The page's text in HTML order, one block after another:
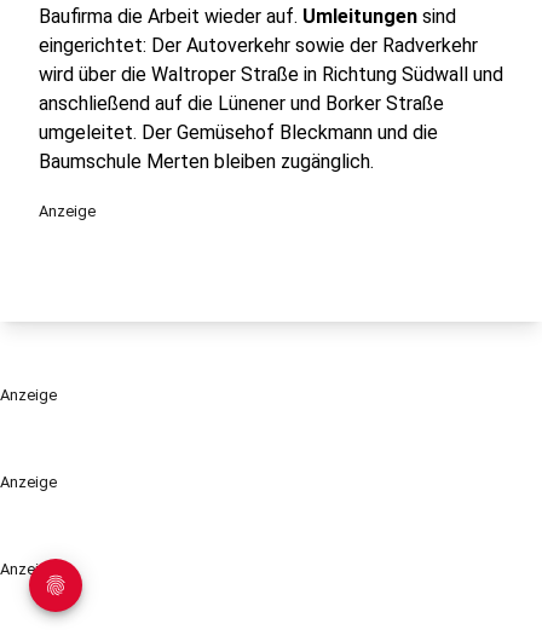
Anzeige
Anzeige
Baufirma die Arbeit wieder auf. Umleitungen sind
eingerichtet: Der Autoverkehr sowie der Radverkehr
wird über die Waltroper Straße in Richtung Südwall und
anschließend auf die Lünener und Borker Straße
umgeleitet. Der Gemüsehof Bleckmann und die
Baumschule Merten bleiben zugänglich.
Anzeige
Anzeige